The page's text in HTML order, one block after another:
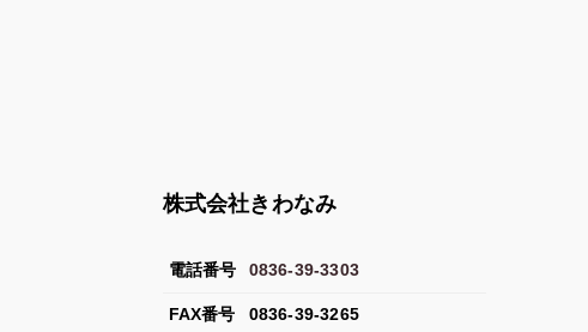
株式会社きわなみ
電話番号 0836-39-3303
FAX番号 0836-39-3265